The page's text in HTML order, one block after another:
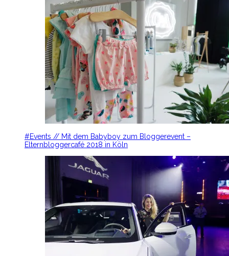
#Events // Mit dem Babyboy zum Bloggerevent –
Elternbloggercafé 2018 in Köln